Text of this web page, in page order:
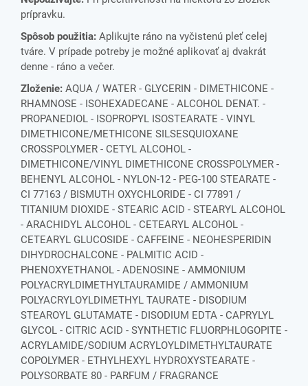
prípravku.
Spôsob použitia: Aplikujte ráno na vyčistenú pleť celej
tváre. V prípade potreby je možné aplikovať aj dvakrát
denne - ráno a večer.
Zloženie: AQUA / WATER - GLYCERIN - DIMETHICONE -
RHAMNOSE - ISOHEXADECANE - ALCOHOL DENAT. -
PROPANEDIOL - ISOPROPYL ISOSTEARATE - VINYL
DIMETHICONE/METHICONE SILSESQUIOXANE
CROSSPOLYMER - CETYL ALCOHOL -
DIMETHICONE/VINYL DIMETHICONE CROSSPOLYMER -
BEHENYL ALCOHOL - NYLON-12 - PEG-100 STEARATE -
CI 77163 / BISMUTH OXYCHLORIDE - CI 77891 /
TITANIUM DIOXIDE - STEARIC ACID - STEARYL ALCOHOL
- ARACHIDYL ALCOHOL - CETEARYL ALCOHOL -
CETEARYL GLUCOSIDE - CAFFEINE - NEOHESPERIDIN
DIHYDROCHALCONE - PALMITIC ACID -
PHENOXYETHANOL - ADENOSINE - AMMONIUM
POLYACRYLDIMETHYLTAURAMIDE / AMMONIUM
POLYACRYLOYLDIMETHYL TAURATE - DISODIUM
STEAROYL GLUTAMATE - DISODIUM EDTA - CAPRYLYL
GLYCOL - CITRIC ACID - SYNTHETIC FLUORPHLOGOPITE -
ACRYLAMIDE/SODIUM ACRYLOYLDIMETHYLTAURATE
COPOLYMER - ETHYLHEXYL HYDROXYSTEARATE -
POLYSORBATE 80 - PARFUM / FRAGRANCE